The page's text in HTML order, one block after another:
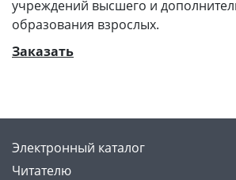
учреждений высшего и
образования взрослых.
Заказать
Электронный каталог
Читателю